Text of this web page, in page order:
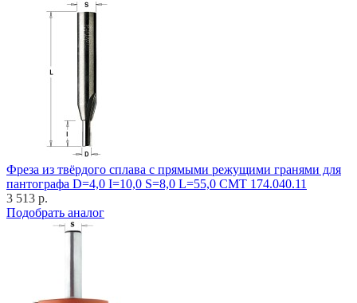
Фреза из твёрдого сплава с прямыми режущими гранями для
пантографа D=4,0 I=10,0 S=8,0 L=55,0 CMT 174.040.11
3 513 р.
Подобрать аналог